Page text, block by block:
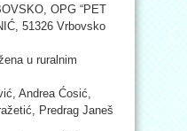
OPG “PET
51326 Vrbovsko
u ruralnim
Andrea Ćosić,
Predrag Janeš